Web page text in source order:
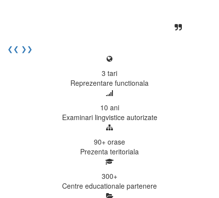
❮❮ ❯❯
3 tari
Reprezentare functionala
10 ani
Examinari lingvistice autorizate
90+ orase
Prezenta teritoriala
300+
Centre educationale partenere